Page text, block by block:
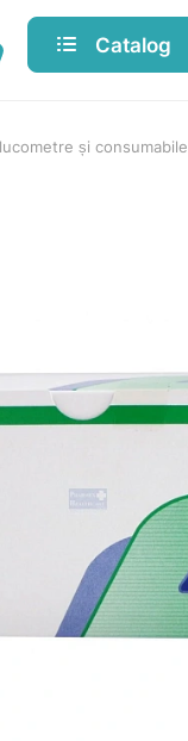
Catalog
și consumabile